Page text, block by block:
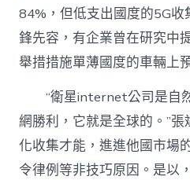
84%，但低支出國度的5G
鋒先容，有企業曾在研究中
舉措措施單薄國度的車輛上
“衛星internet公司是自
網勝利，它就是全球的。”
化收集才能，進進他國市場
令律例等非技巧原因。是以